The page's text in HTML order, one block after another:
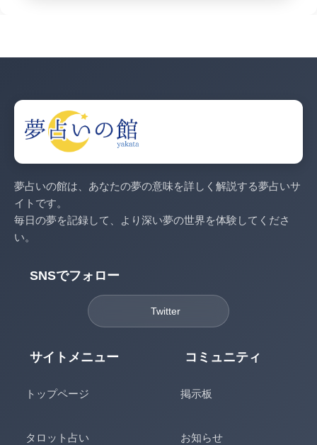
夢占いの館は、あなたの夢の意味を詳しく解説する夢占いサ
イトです。
毎日の夢を記録して、より深い夢の世界を体験してくださ
い。
SNSでフォロー
Twitter
サイトメニュー
トップページ
タロット占い
コミュニティ
掲示板
お知らせ